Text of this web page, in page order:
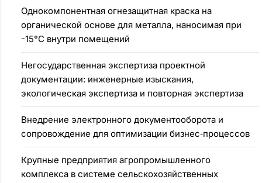
Однокомпонентная огнезащитная краска на
органической основе для металла, наносимая при
-15°C внутри помещений
Негосударственная экспертиза проектной
документации: инженерные изыскания,
экологическая экспертиза и повторная экспертиза
Внедрение электронного документооборота и
сопровождение для оптимизации бизнес‑процессов
Крупные предприятия агропромышленного
комплекса в системе сельскохозяйственных